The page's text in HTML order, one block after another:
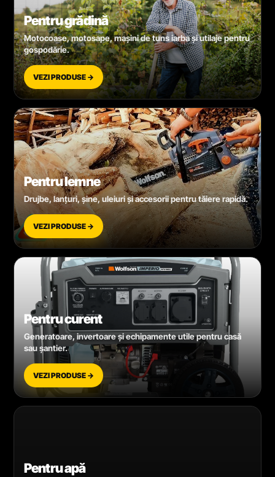
Pentru grădină
Motocoase, motosape, mașini de tuns iarba și utilaje pentru
gospodărie.
VEZI PRODUSE →
Pentru lemne
Drujbe, lanțuri, șine, uleiuri și accesorii pentru tăiere rapidă.
VEZI PRODUSE →
Pentru curent
Generatoare, invertoare și echipamente utile pentru casă
sau șantier.
VEZI PRODUSE →
Pentru apă